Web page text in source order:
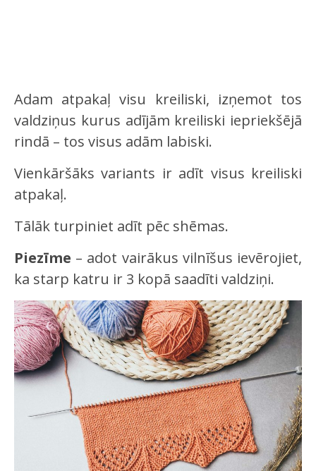
Adam atpakaļ visu kreiliski, izņemot tos
valdziņus kurus adījām kreiliski iepriekšējā
rindā – tos visus adām labiski.
Vienkāršāks variants ir adīt visus kreiliski
atpakaļ.
Tālāk turpiniet adīt pēc shēmas.
Piezīme – adot vairākus vilnīšus ievērojiet,
ka starp katru ir 3 kopā saadīti valdziņi.